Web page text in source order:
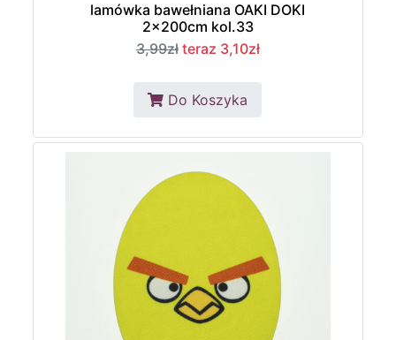
lamówka bawełniana OAKI DOKI
2x200cm kol.33
3,99zł teraz 3,10zł
Do Koszyka